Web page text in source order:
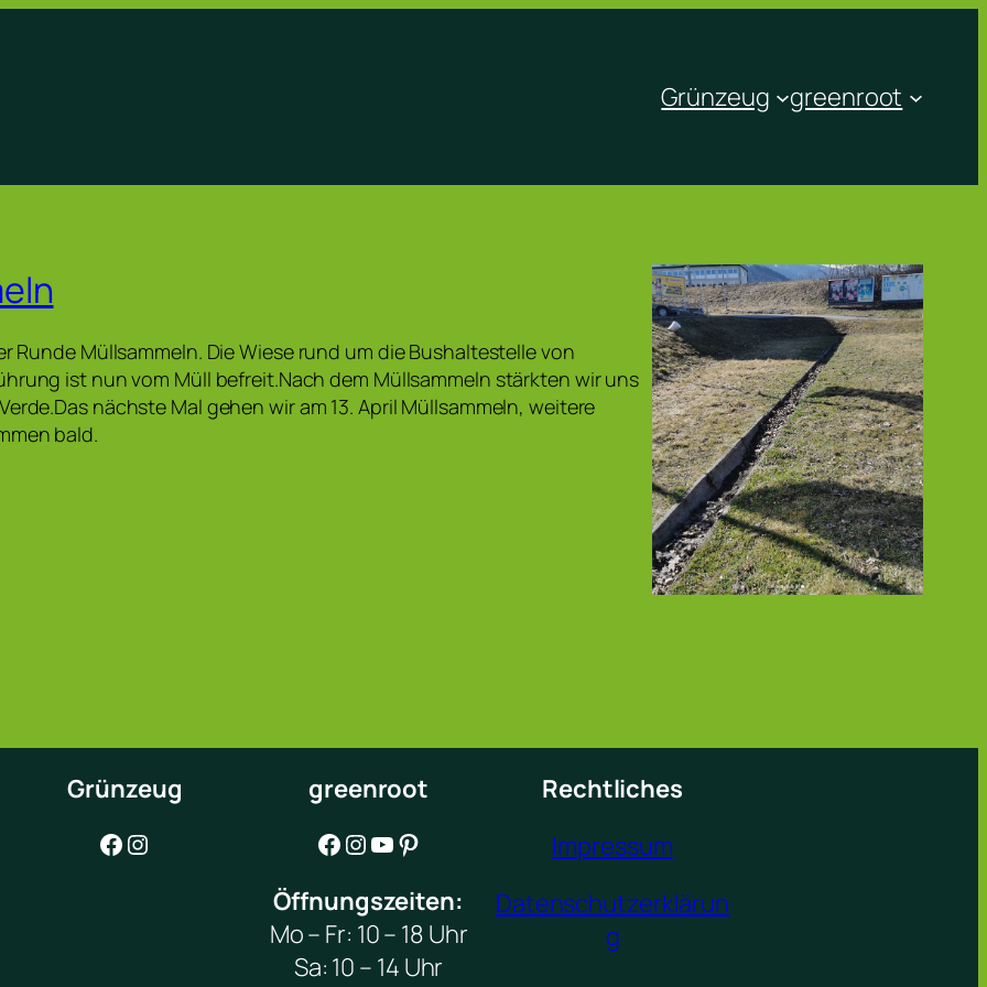
Grünzeug greenroot
Runde Müllsammeln. Die Wiese rund um die Bushaltestelle von
ist nun vom Müll befreit.Nach dem Müllsammeln stärkten wir uns
nächste Mal gehen wir am 13. April Müllsammeln, weitere
bald.
Grünzeug
Facebook Instagram
greenroot
Facebook Instagram YouTube Pinterest
Öffnungszeiten:
Mo – Fr: 10 – 18 Uhr
Sa: 10 – 14 Uhr
Rechtliches
Impressum
Datenschutzerklärun
g